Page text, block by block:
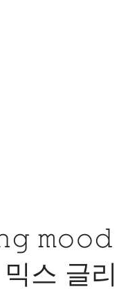
𝚖𝚘𝚘𝚍
스 글